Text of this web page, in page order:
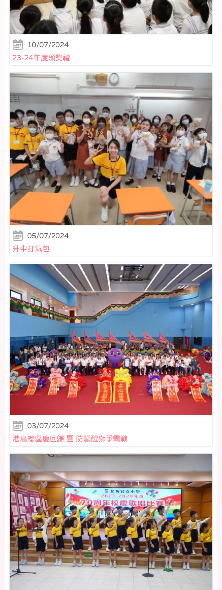
10/07/2024
23-24年度頒獎禮
05/07/2024
升中打氣包
03/07/2024
港島總區慶回歸 暨 防騙醒獅爭霸戰